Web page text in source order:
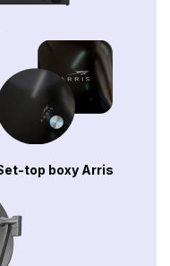
top boxy Arris